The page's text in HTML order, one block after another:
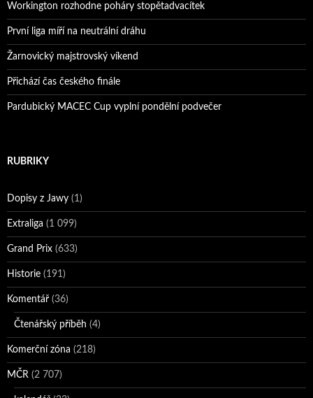
Workington rozhodne poháry stopětadvacítek
První liga míří na neutrální dráhu
Žarnovický majstrovský víkend
Přichází čas českého finále
Pardubický MACEC Cup vyplní pondělní podvečer
RUBRIKY
Dopisy z Jawy (1)
Extraliga (1 099)
Grand Prix (633)
Historie (191)
Komentář (36)
Čtenářský příběh (4)
Komerční zóna (218)
MČR (2 707)